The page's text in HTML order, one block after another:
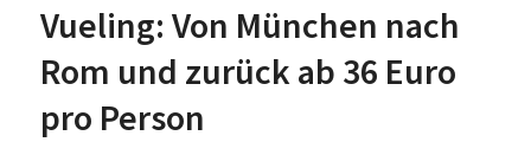
Vueling: Von München nach
Rom und zurück ab 36 Euro
pro Person